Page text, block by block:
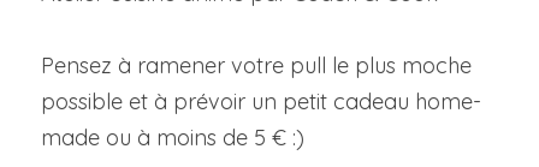
Pensez à ramener votre pull le plus moche
possible et à prévoir un petit cadeau home-
made ou à moins de 5 € :)